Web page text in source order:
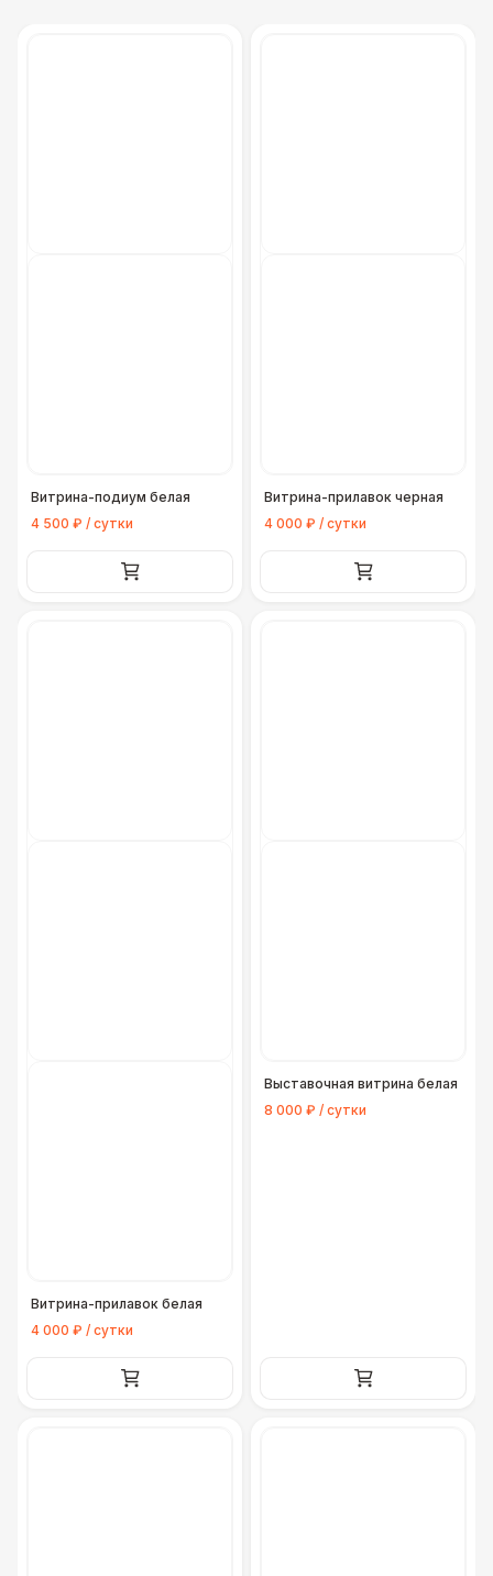
Витрина-подиум белая
4 500 ₽ / сутки
Витрина-прилавок черная
4 000 ₽ / сутки
Витрина-прилавок белая
4 000 ₽ / сутки
Выставочная витрина белая
8 000 ₽ / сутки